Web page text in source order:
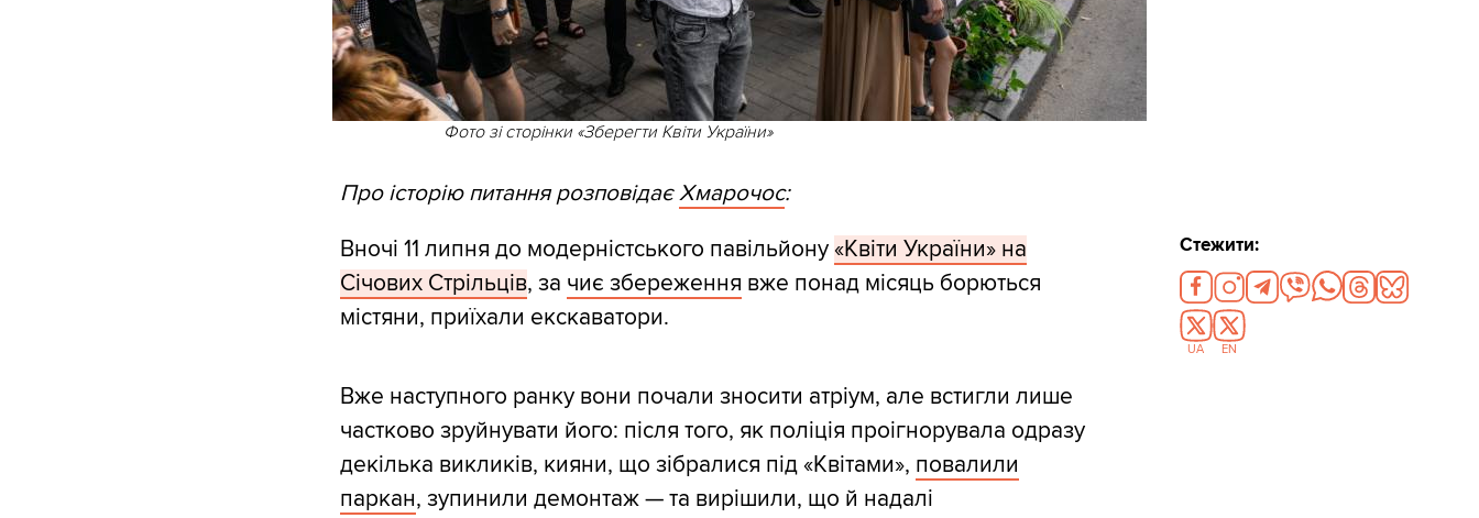
Фото зі сторінки «Зберегти Квіти України»
Про історію питання розповідає Хмарочос:
Вночі 11 липня до модерністського павільйону «Квіти України» на
Січових Стрільців, за чиє збереження вже понад місяць борються
містяни, приїхали екскаватори.
Вже наступного ранку вони почали зносити атріум, але встигли лише
частково зруйнувати його: після того, як поліція проігнорувала одразу
декілька викликів, кияни, що зібралися під «Квітами», повалили
паркан, зупинили демонтаж — та вирішили, що й надалі
Стежити:
UA EN